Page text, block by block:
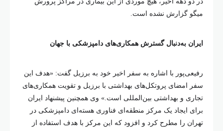
میگو گزارش نشده است.
ایران به‌دنبال گسترش همکاری‌های دامپزشکی با جهان
رفیعی‌پور با اشاره به سفر اخیر خود به برزیل گفت: «هدف این
سفر امضای پروتکل‌های بهداشتی با برزیل و تقویت همکاری‌های
تجاری و بهداشتی بین‌المللی است.» وی همچنین پیشنهاد ایران
برای ایجاد یک مرکز منطقه‌ای فناوری هسته‌ای دامپزشکی در
تهران را مطرح کرد و افزود که این مرکز با هدف استفاده از